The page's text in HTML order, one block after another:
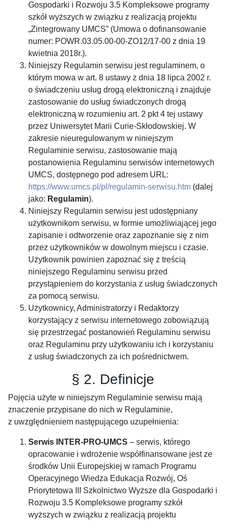
Gospodarki i Rozwoju 3.5 Kompleksowe programy
szkół wyższych w związku z realizacją projektu
„Zintegrowany UMCS” (Umowa o dofinansowanie
numer: POWR.03.05.00-00-ZO12/17-00 z dnia 19
kwietnia 2018r.).
Niniejszy Regulamin serwisu jest regulaminem, o
którym mowa w art. 8 ustawy z dnia 18 lipca 2002 r.
o świadczeniu usług drogą elektroniczną i znajduje
zastosowanie do usług świadczonych drogą
elektroniczną w rozumieniu art. 2 pkt 4 tej ustawy
przez Uniwersytet Marii Curie-Skłodowskiej. W
zakresie nieuregulowanym w niniejszym
Regulaminie serwisu, zastosowanie mają
postanowienia Regulaminu serwisów internetowych
UMCS, dostępnego pod adresem URL:
https://www.umcs.pl/pl/regulamin-serwisu.htm (dalej
jako: Regulamin).
Niniejszy Regulamin serwisu jest udostępniany
użytkownikom serwisu, w formie umożliwiającej jego
zapisanie i odtworzenie oraz zapoznanie się z nim
przez użytkowników w dowolnym miejscu i czasie.
Użytkownik powinien zapoznać się z treścią
niniejszego Regulaminu serwisu przed
przystąpieniem do korzystania z usług świadczonych
za pomocą serwisu.
Użytkownicy, Administratorzy i Redaktorzy
korzystający z serwisu internetowego zobowiązują
się przestrzegać postanowień Regulaminu serwisu
oraz Regulaminu przy użytkowaniu ich i korzystaniu
z usług świadczonych za ich pośrednictwem.
§ 2. Definicje
Pojęcia użyte w niniejszym Regulaminie serwisu mają
znaczenie przypisane do nich w Regulaminie,
z uwzględnieniem następującego uzupełnienia:
Serwis INTER-PRO-UMCS – serwis, którego
opracowanie i wdrożenie współfinansowane jest ze
środków Unii Europejskiej w ramach Programu
Operacyjnego Wiedza Edukacja Rozwój, Oś
Priorytetowa III Szkolnictwo Wyższe dla Gospodarki i
Rozwoju 3.5 Kompleksowe programy szkół
wyższych w związku z realizacją projektu